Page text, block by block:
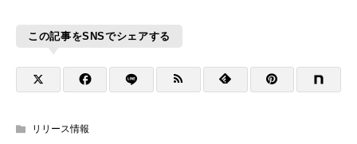
この記事をSNSでシェアする
リリース情報